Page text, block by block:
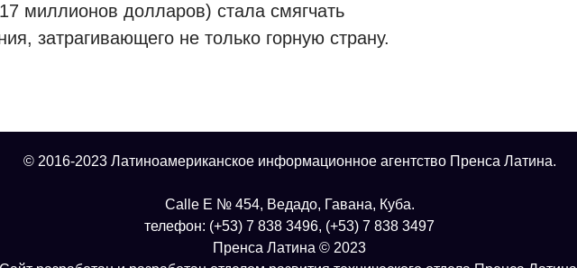
миллионов долларов) стала смягчать
затрагивающего не только горную страну.
© 2016-2023 Латиноамериканское информационное агентство Пренса Латина.
Calle E № 454, Ведадо, Гавана, Куба.
телефон: (+53) 7 838 3496, (+53) 7 838 3497
Пренса Латина © 2023